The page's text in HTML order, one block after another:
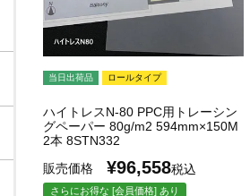
当日出荷品 ロールタイプ
ハイトレスN-80 PPC用トレーシン
グペーパー 80g/m2 594mm×150M
2本 8STN332
販売価格
¥96,558税込
さらにお得な [会員価格] あり